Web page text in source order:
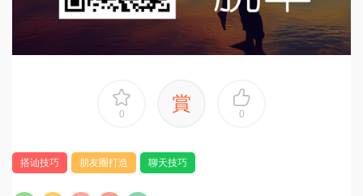
0 賞 0
搭讪技巧 朋友圈打造 聊天技巧